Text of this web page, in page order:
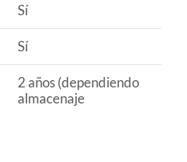
Sí
Sí
2 años (dependiendo
almacenaje